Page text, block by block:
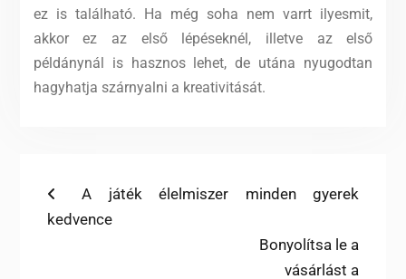
ez is található. Ha még soha nem varrt ilyesmit,
akkor ez az első lépéseknél, illetve az első
példánynál is hasznos lehet, de utána nyugodtan
hagyhatja szárnyalni a kreativitását.
Bejegyzés
navigáció
Previous
post:
A játék élelmiszer minden gyerek
kedvence
Next
post:
Bonyolítsa le a
vásárlást a